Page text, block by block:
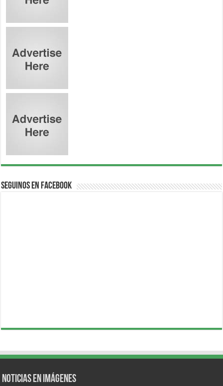
Seguinos en Facebook
Noticias en Imágenes